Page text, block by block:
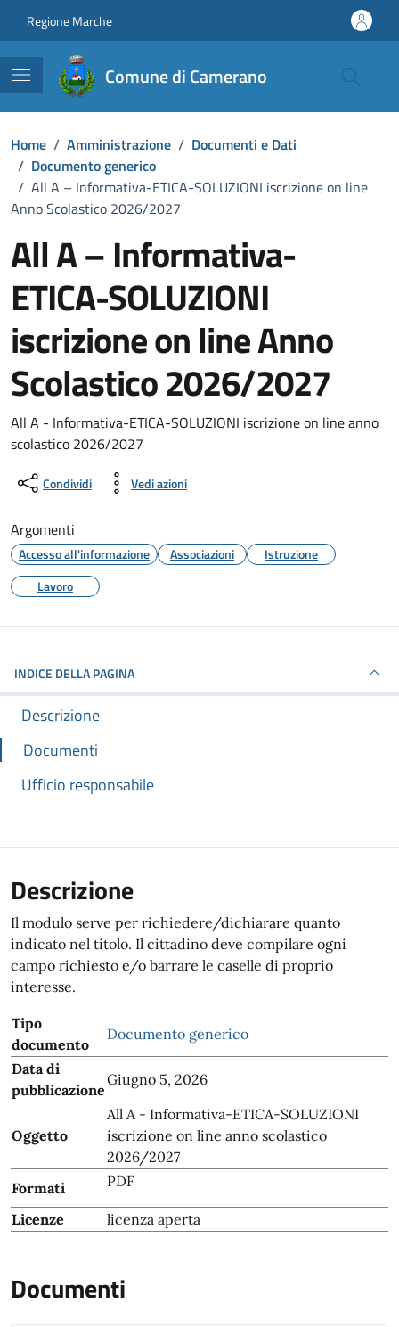
Regione Marche
Comune di Camerano
Home / Amministrazione / Documenti e Dati
/ Documento generico
/ All A – Informativa-ETICA-SOLUZIONI iscrizione on line
Anno Scolastico 2026/2027
All A – Informativa-
ETICA-SOLUZIONI
iscrizione on line Anno
Scolastico 2026/2027
Dettagli del documento
All A - Informativa-ETICA-SOLUZIONI iscrizione on line anno
scolastico 2026/2027
Condividi Vedi azioni
Argomenti
Accesso all'informazione Associazioni
Istruzione
Lavoro
INDICE DELLA PAGINA
Descrizione
Documenti
Ufficio responsabile
Descrizione
Il modulo serve per richiedere/dichiarare quanto
indicato nel titolo. Il cittadino deve compilare ogni
campo richiesto e/o barrare le caselle di proprio
interesse.
Tipo
documento
Documento generico
Data di
pubblicazione
Giugno 5, 2026
Oggetto
All A - Informativa-ETICA-SOLUZIONI
iscrizione on line anno scolastico
2026/2027
Formati
PDF
Licenze licenza aperta
Documenti